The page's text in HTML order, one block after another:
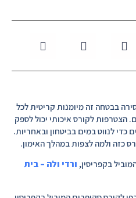
בבטחה זה מיומנות קריטית לכל
לקורס איכותי יכול לספק
כדי לנווט במים בביטחון ובאחריות.
כזה ולמה לצפות במהלך האימון.
בקפריסין, ורדי ולה – בית